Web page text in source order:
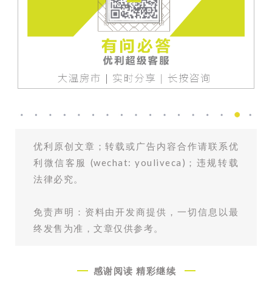
优利原创文章；转载或广告内容合作请联系优
利微信客服 (wechat: youliveca)；违规转载
法律必究。
免责声明：资料由开发商提供，一切信息以最
终发售为准，文章仅供参考。
感谢阅读 精彩继续